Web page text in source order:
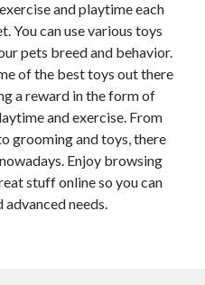
and playtime each
You can use various toys
pets breed and behavior.
of the best toys out there
a reward in the form of
and exercise. From
grooming and toys, there
Enjoy browsing
stuff online so you can
advanced needs.